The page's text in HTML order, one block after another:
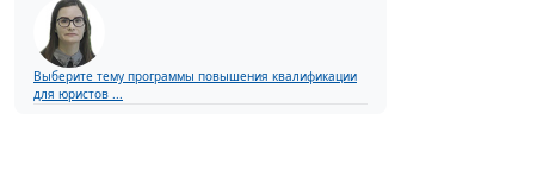
Выберите тему программы повышения квалификации
для юристов ...